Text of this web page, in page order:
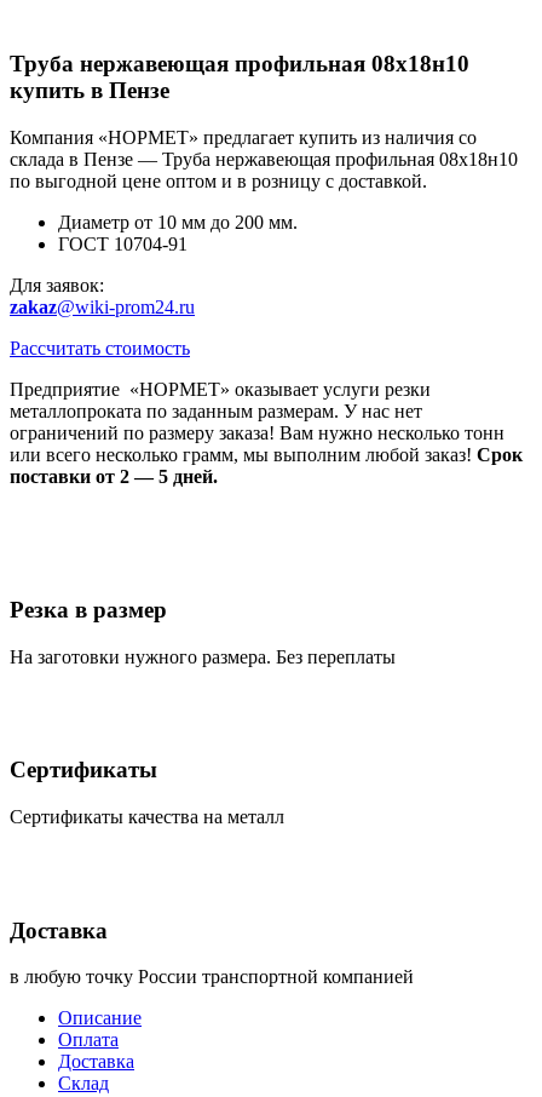
Труба нержавеющая профильная 08х18н10
купить в Пензе
Компания «НОРМЕТ» предлагает купить из наличия со
склада в Пензе — Труба нержавеющая профильная 08х18н10
по выгодной цене оптом и в розницу с доставкой.
Диаметр от 10 мм до 200 мм.
ГОСТ 10704-91
Для заявок:
zakaz@wiki-prom24.ru
Рассчитать стоимость
Предприятие «НОРМЕТ» оказывает услуги резки
металлопроката по заданным размерам. У нас нет
ограничений по размеру заказа! Вам нужно несколько тонн
или всего несколько грамм, мы выполним любой заказ! Срок
поставки от 2 — 5 дней.
Резка в размер
На заготовки нужного размера. Без переплаты
Сертификаты
Сертификаты качества на металл
Доставка
в любую точку России транспортной компанией
Описание
Оплата
Доставка
Склад